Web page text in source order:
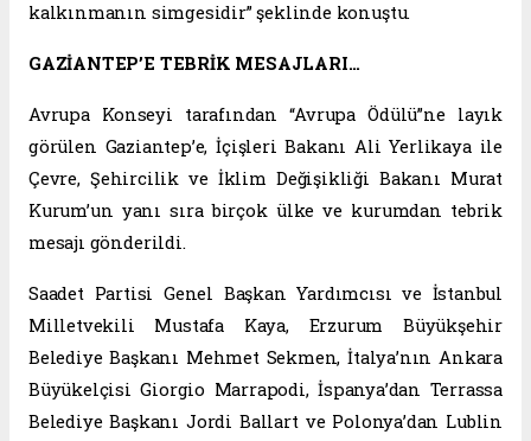
kalkınmanın simgesidir” şeklinde konuştu.
GAZİANTEP’E TEBRİK MESAJLARI…
Avrupa Konseyi tarafından “Avrupa Ödülü”ne layık
görülen Gaziantep’e, İçişleri Bakanı Ali Yerlikaya ile
Çevre, Şehircilik ve İklim Değişikliği Bakanı Murat
Kurum’un yanı sıra birçok ülke ve kurumdan tebrik
mesajı gönderildi.
Saadet Partisi Genel Başkan Yardımcısı ve İstanbul
Milletvekili Mustafa Kaya, Erzurum Büyükşehir
Belediye Başkanı Mehmet Sekmen, İtalya’nın Ankara
Büyükelçisi Giorgio Marrapodi, İspanya’dan Terrassa
Belediye Başkanı Jordi Ballart ve Polonya’dan Lublin